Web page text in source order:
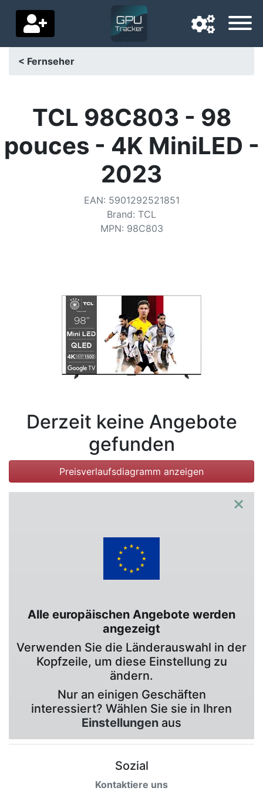
Lieferland
< Fernseher
TCL 98C803 - 98
pouces - 4K MiniLED -
2023
EAN: 5901292521851
Brand: TCL
MPN: 98C803
Derzeit keine Angebote
gefunden
Preisverlaufsdiagramm anzeigen
×
Alle europäischen Angebote werden
angezeigt
Verwenden Sie die Länderauswahl in der
Kopfzeile, um diese Einstellung zu
ändern.
Nur an einigen Geschäften
interessiert? Wählen Sie sie in Ihren
Einstellungen aus
Sozial
Kontaktiere uns